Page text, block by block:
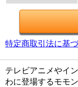
特定商取引法に基
テレビアニメやイ
わに登場するモモ